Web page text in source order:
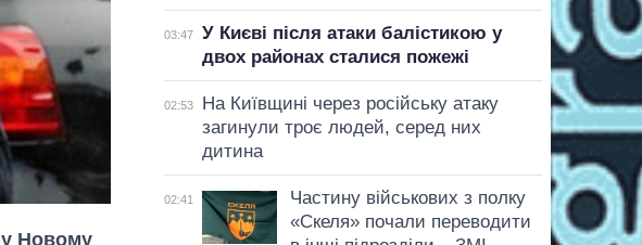
у Новому
03:47
У Києві після атаки балістикою у
двох районах сталися пожежі
02:53
На Київщині через російську атаку
загинули троє людей, серед них
дитина
02:41
Частину військових з полку
«Скеля» почали переводити